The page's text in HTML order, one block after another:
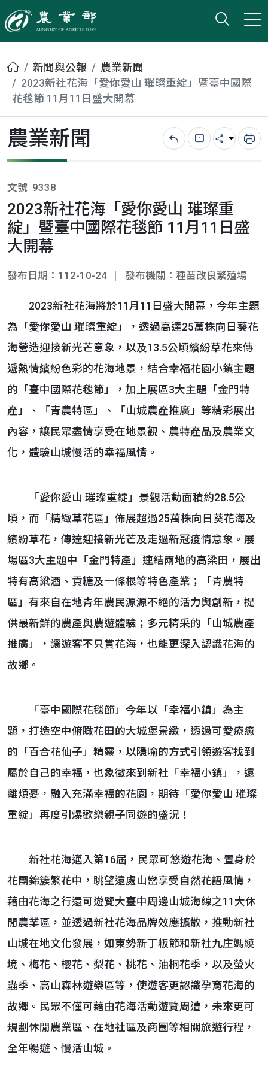
農業部
打開
小版
首頁新聞與公報
農業新聞
2023新社花海「愛你愛山 璀璨重綻」暨臺中國際
花毯節 11月11日盛大開幕
農業新聞 回上一頁錯誤回報
分享 列
文號 9338
2023新社花海「愛你愛山 璀璨重
綻」暨臺中國際花毯節 11月11日盛
大開幕
發布日期：112-10-24 發布機關：種苗改良繁殖場
2023新社花海將於11月11日盛大開幕，今年主題
為「愛你愛山 璀璨重綻」，透過高達25萬株向日葵花
海營造迎接新光芒意象，以及13.5公頃繽紛草花來傳
遞熱情繽紛色彩的花海地景，結合幸福花園小鎮主題
的「臺中國際花毯節」，加上展區3大主題「金門特
產」、「青農特區」、「山城農產推廣」等精彩展出
內容，讓民眾盡情享受在地景觀、農特產品及農業文
化，體驗山城慢活的幸福風情。
「愛你愛山 璀璨重綻」景觀活動面積約28.5公
頃，而「精緻草花區」佈展超過25萬株向日葵花海及
繽紛草花，傳達迎接新光芒及走過新冠疫情意象。展
場區3大主題中「金門特產」連結兩地的高梁田，展出
特有高粱酒、貢糖及一條根等特色產業；「青農特
區」有來自在地青年農民源源不絕的活力與創新，提
供最新鮮的農產與農遊體驗；多元精采的「山城農產
推廣」，讓遊客不只賞花海，也能更深入認識花海的
故鄉。
「臺中國際花毯節」今年以「幸福小鎮」為主
題，打造空中俯瞰花田的大城堡景緻，透過可愛療癒
的「百合花仙子」精靈，以隱喻的方式引領遊客找到
屬於自己的幸福，也象徵來到新社「幸福小鎮」，遠
離煩憂，融入充滿幸福的花園，期待「愛你愛山 璀璨
重綻」再度引爆歡樂親子同遊的盛況！
新社花海邁入第16屆，民眾可悠遊花海、置身於
花團錦簇繁花中，眺望遠處山巒享受自然花語風情，
藉由花海之行還可遊覽大臺中周邊山城海線之11大休
閒農業區，並透過新社花海品牌效應擴散，推動新社
山城在地文化發展，如東勢新丁粄節和新社九庄媽繞
境、梅花、櫻花、梨花、桃花、油桐花季，以及螢火
蟲季、高山森林遊樂區等，使遊客更認識孕育花海的
故鄉。民眾不僅可藉由花海活動遊覽周遭，未來更可
規劃休閒農業區、在地社區及商圈等相關旅遊行程，
全年暢遊、慢活山城。